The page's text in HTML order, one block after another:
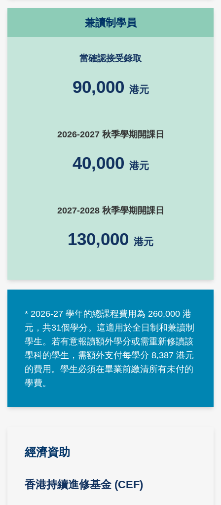
兼讀制學員
當確認接受錄取
90,000 港元
2026-2027 秋季學期開課日
40,000 港元
2027-2028 秋季學期開課日
130,000 港元
Text
Area
* 2026-27 學年的總課程費用為 260,000 港
元，共31個學分。這適用於全日制和兼讀制
學生。若有意報讀額外學分或需重新修讀該
學科的學生，需額外支付每學分 8,387 港元
的費用。學生必須在畢業前繳清所有未付的
學費。
Text
經濟資助
香港持續進修基金 (CEF)